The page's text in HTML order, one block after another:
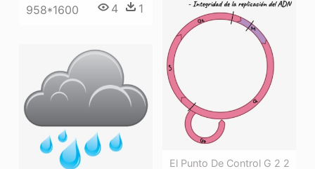
958*1600 4 1
El Punto De Control G 2 2